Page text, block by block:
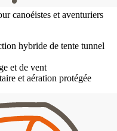
canoéistes et aventuriers
hybride de tente tunnel
et de vent
et aération protégée